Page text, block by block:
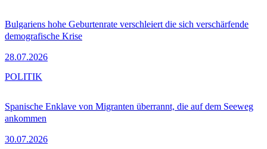
Bulgariens hohe Geburtenrate verschleiert die sich verschärfende
demografische Krise
28.07.2026
Spanische Enklave von Migranten überrannt, die auf dem Seeweg
ankommen
30.07.2026
POLITIK